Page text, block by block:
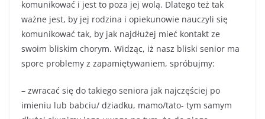
komunikować i jest to poza jej wolą. Dlatego też tak
ważne jest, by jej rodzina i opiekunowie nauczyli się
komunikować tak, by jak najdłużej mieć kontakt ze
swoim bliskim chorym. Widząc, iż nasz bliski senior ma
spore problemy z zapamiętywaniem, spróbujmy:
– zwracać się do takiego seniora jak najczęściej po
imieniu lub babciu/ dziadku, mamo/tato- tym samym